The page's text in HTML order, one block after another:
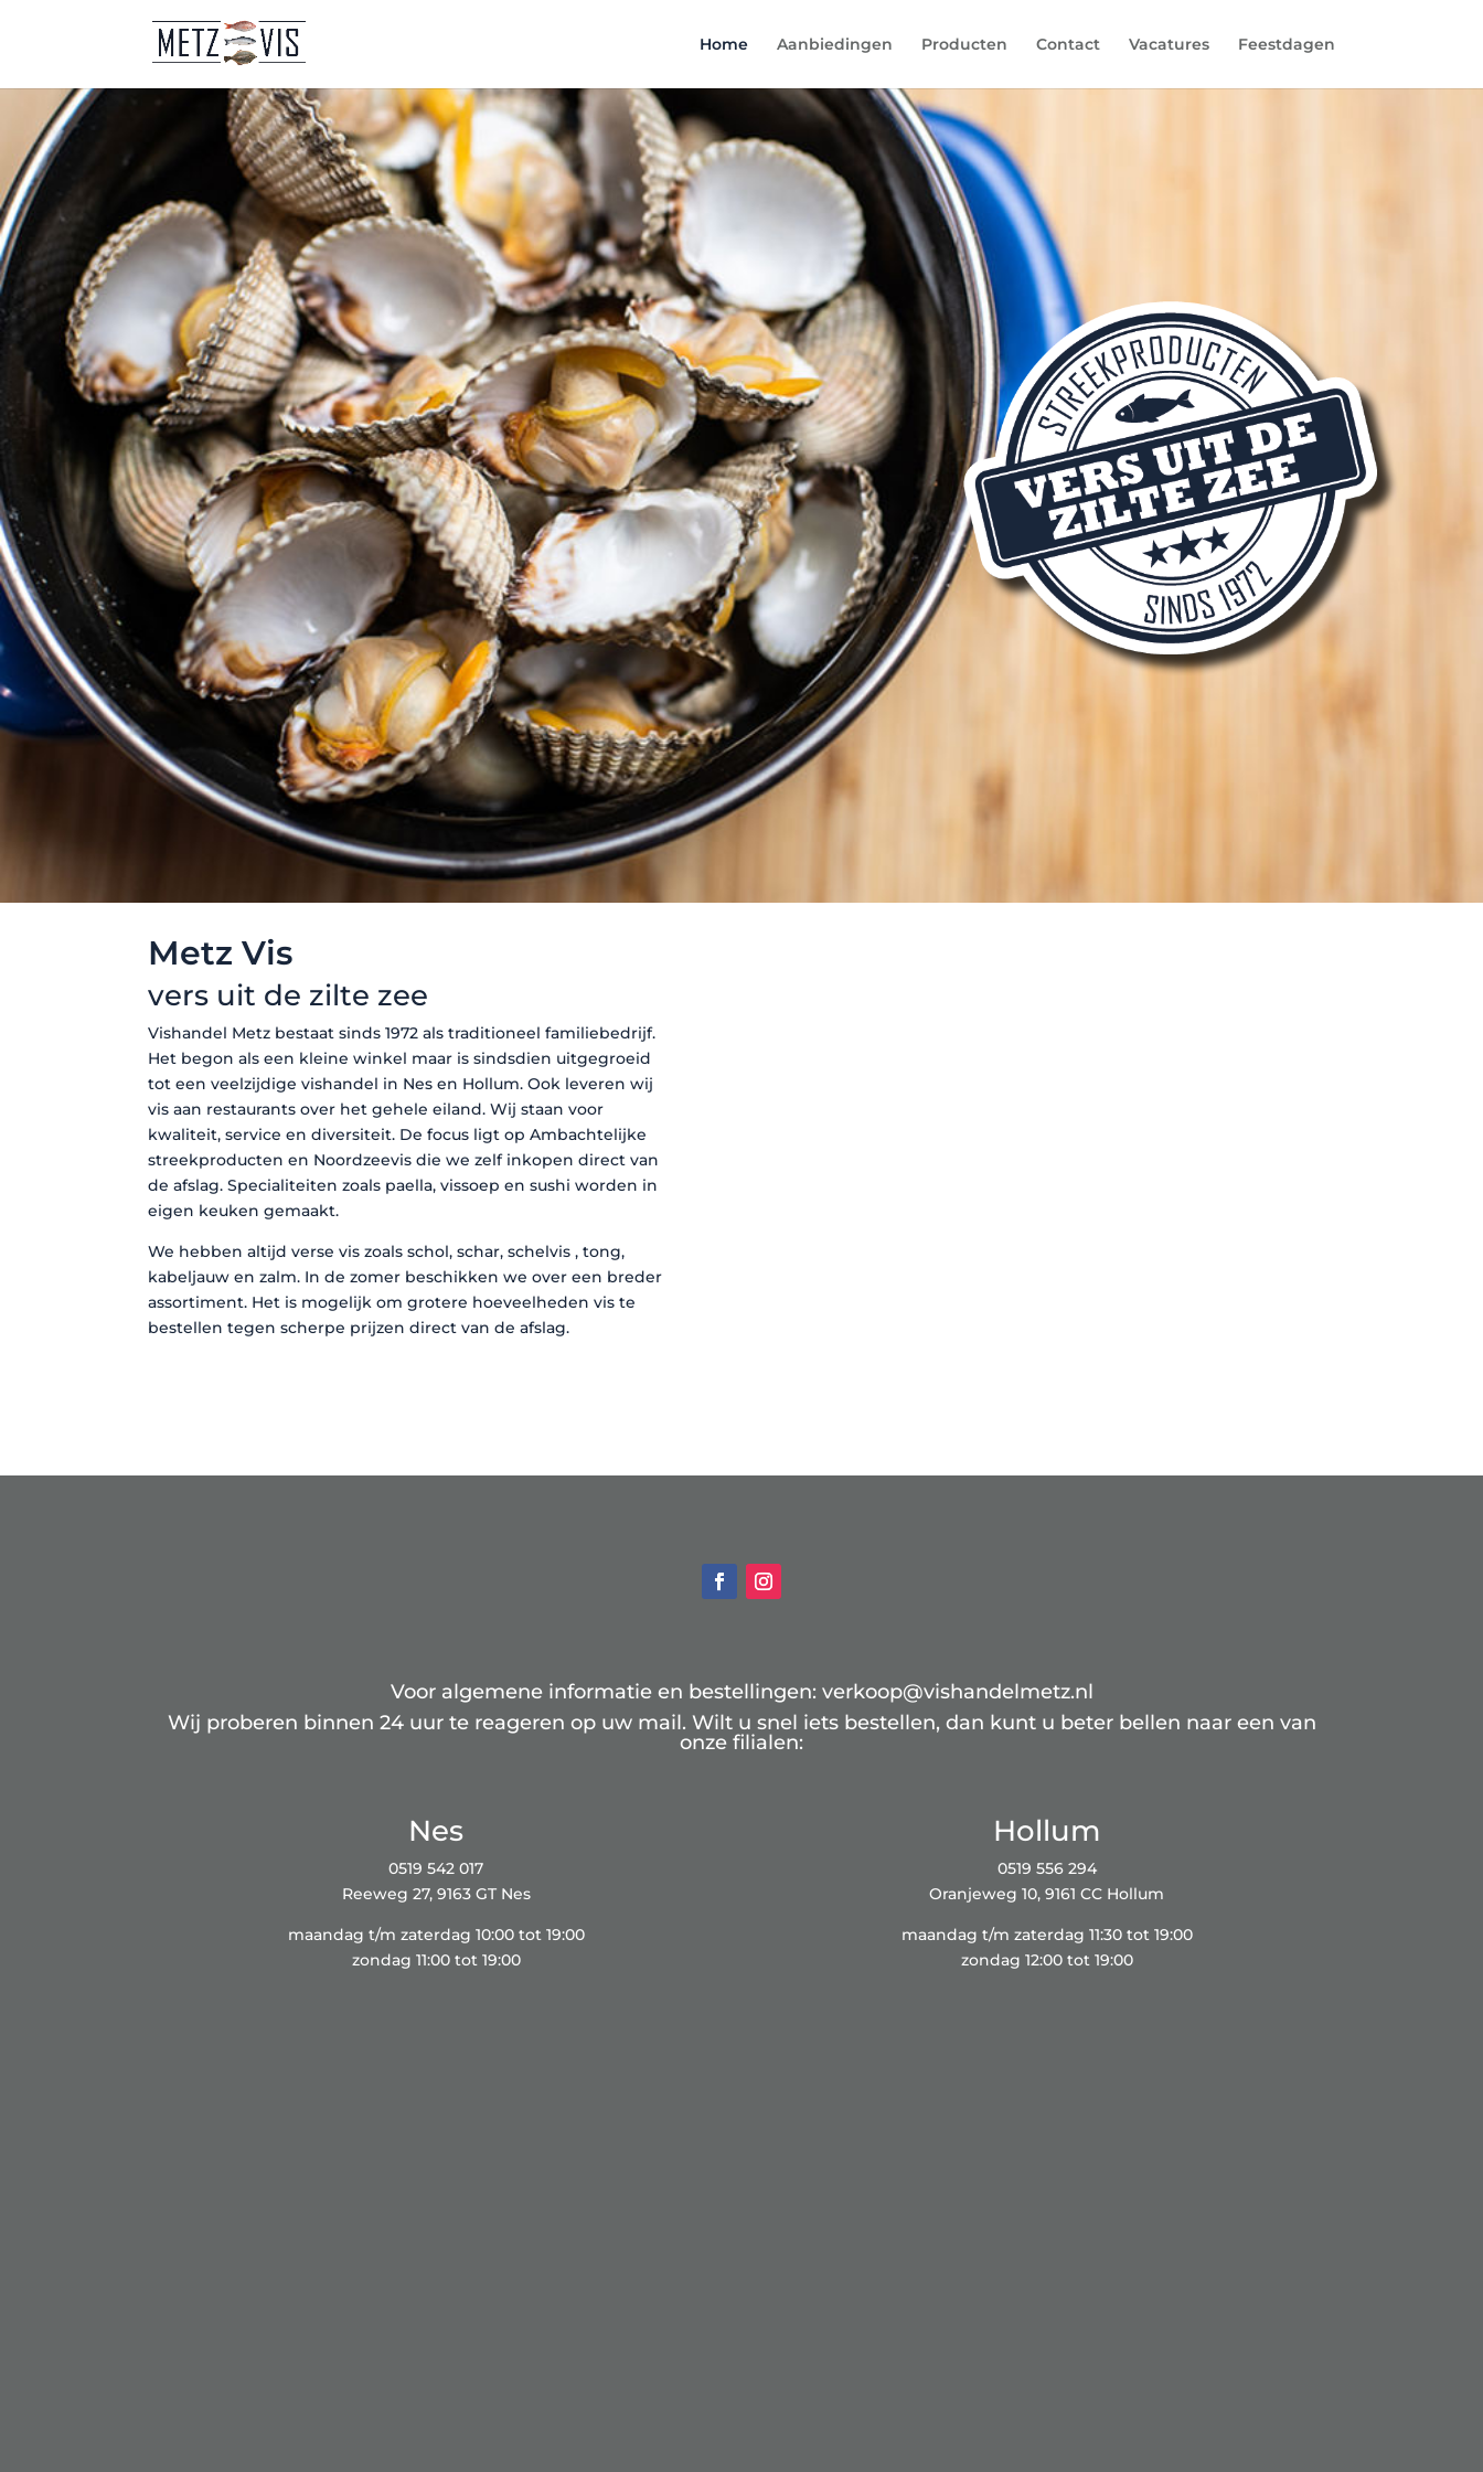
Home Aanbiedingen Producten Contact Vacatures Feestdagen
Metz Vis
vers uit de zilte zee
Vishandel Metz bestaat sinds 1972 als traditioneel familiebedrijf.
Het begon als een kleine winkel maar is sindsdien uitgegroeid
tot een veelzijdige vishandel in Nes en Hollum. Ook leveren wij
vis aan restaurants over het gehele eiland. Wij staan voor
kwaliteit, service en diversiteit. De focus ligt op Ambachtelijke
streekproducten en Noordzeevis die we zelf inkopen direct van
de afslag. Specialiteiten zoals paella, vissoep en sushi worden in
eigen keuken gemaakt.
We hebben altijd verse vis zoals schol, schar, schelvis , tong,
kabeljauw en zalm. In de zomer beschikken we over een breder
assortiment. Het is mogelijk om grotere hoeveelheden vis te
bestellen tegen scherpe prijzen direct van de afslag.
Voor algemene informatie en bestellingen: verkoop@vishandelmetz.nl
Wij proberen binnen 24 uur te reageren op uw mail. Wilt u snel iets bestellen, dan kunt u beter bellen naar een van
onze filialen:
Nes
0519 542 017
Reeweg 27, 9163 GT Nes
maandag t/m zaterdag 10:00 tot 19:00
zondag 11:00 tot 19:00
Hollum
0519 556 294
Oranjeweg 10, 9161 CC Hollum
maandag t/m zaterdag 11:30 tot 19:00
zondag 12:00 tot 19:00